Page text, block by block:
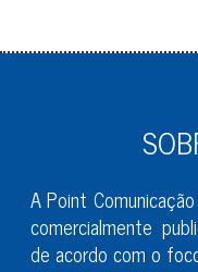
A Point
comercialmente
de acordo com o